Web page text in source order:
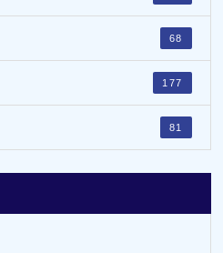
68
177
81